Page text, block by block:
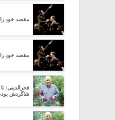
مقصد خودِ
مقصد خودِ
فخرالدینی:
شاگردش